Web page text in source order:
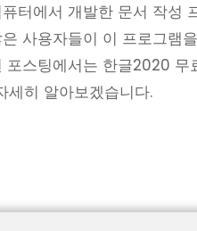
터에서 개발한 문서 작성
사용자들이 이 프로그램
포스팅에서는 한글2020
세히 알아보겠습니다.